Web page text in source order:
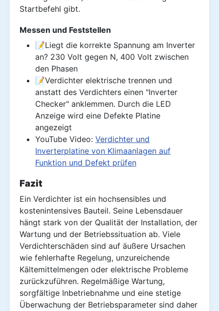
Startbefehl gibt.
Messen und Feststellen
📝Liegt die korrekte Spannung am Inverter
an? 230 Volt gegen N, 400 Volt zwischen
den Phasen
📝Verdichter elektrische trennen und
anstatt des Verdichters einen "Inverter
Checker" anklemmen. Durch die LED
Anzeige wird eine Defekte Platine
angezeigt
YouTube Video: Verdichter und
Inverterplatine von Klimaanlagen auf
Funktion und Defekt prüfen
Fazit
Ein Verdichter ist ein hochsensibles und
kostenintensives Bauteil. Seine Lebensdauer
hängt stark von der Qualität der Installation, der
Wartung und der Betriebssituation ab. Viele
Verdichterschäden sind auf äußere Ursachen
wie fehlerhafte Regelung, unzureichende
Kältemittelmengen oder elektrische Probleme
zurückzuführen. Regelmäßige Wartung,
sorgfältige Inbetriebnahme und eine stetige
Überwachung der Betriebsparameter sind daher